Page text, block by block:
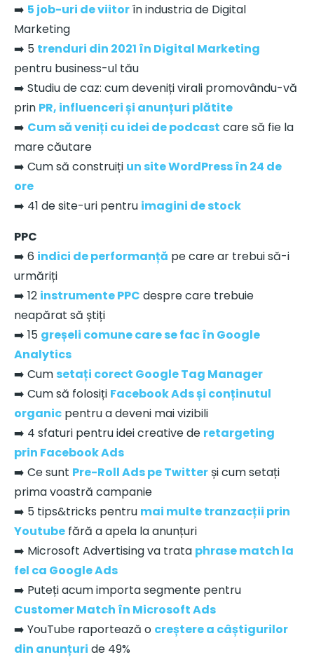
➡️ 5 job-uri de viitorîn industria de Digital
Marketing
➡️ 5 trenduri din 2021 în Digital Marketing
pentru business-ul tău
➡️ Studiu de caz: cum deveniți virali promovându-vă
prin PR, influenceri și anunțuri plătite
➡️ Cum să veniți cu idei de podcast care să fie la
mare căutare
➡️ Cum să construiți un site WordPress în 24 de
ore
➡️ 41 de site-uri pentru imagini de stock
PPC
➡️ 6 indici de performanță pe care ar trebui să-i
urmăriți
➡️ 12 instrumente PPC despre care trebuie
neapărat să știți
➡️ 15 greșeli comune care se fac în Google
Analytics
➡️ Cum setați corect Google Tag Manager
➡️ Cum să folosiți Facebook Ads și conținutul
organic pentru a deveni mai vizibili
➡️ 4 sfaturi pentru idei creative de retargeting
prin Facebook Ads
➡️ Ce sunt Pre-Roll Ads pe Twitterși cum setați
prima voastră campanie
➡️ 5 tips&tricks pentru mai multe tranzacții prin
Youtube fără a apela la anunțuri
➡️ Microsoft Advertising va trata phrase match la
fel ca Google Ads
➡️ Puteți acum importa segmente pentru
Customer Match în Microsoft Ads
➡️ YouTube raportează o creștere a câștigurilor
din anunțuri de 49%